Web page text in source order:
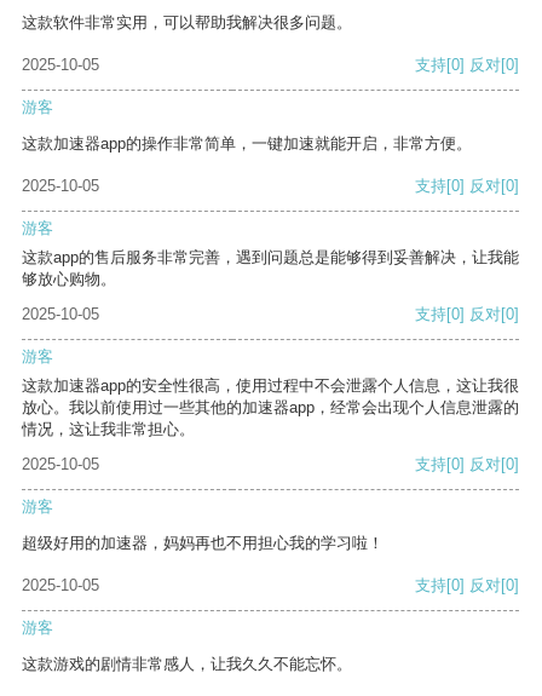
这款软件非常实用，可以帮助我解决很多问题。
2025-10-05 支持[0] 反对[0]
游客
这款加速器app的操作非常简单，一键加速就能开启，非常方便。
2025-10-05 支持[0] 反对[0]
游客
这款app的售后服务非常完善，遇到问题总是能够得到妥善解决，让我能
够放心购物。
2025-10-05
支持[0] 反对[0]
游客
这款加速器app的安全性很高，使用过程中不会泄露个人信息，这让我很
放心。我以前使用过一些其他的加速器app，经常会出现个人信息泄露的
情况，这让我非常担心。
2025-10-05
支持[0] 反对[0]
游客
超级好用的加速器，妈妈再也不用担心我的学习啦！
2025-10-05 支持[0] 反对[0]
游客
这款游戏的剧情非常感人，让我久久不能忘怀。